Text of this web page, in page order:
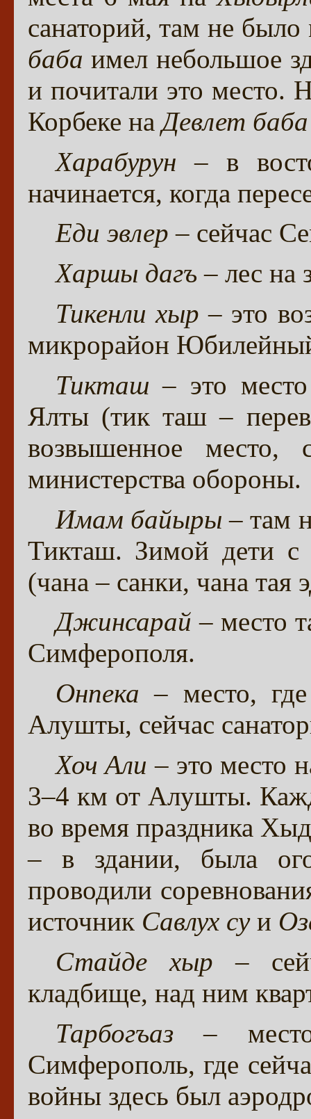
санаторий, там не
баба имел небольшое
и почитали это место.
Корбеке наДевлет баба
Харабурун – в
начинается, когда
Еди эвлер – сейчас
Харшы дагъ – лес на
Тикенли хыр – это
микрорайон
Тикташ – это
Ялты (тик таш –
возвышенное место,
министерства обороны.
Имам байыры – там
Тикташ. Зимой дети с
(чана – санки, чана тая
Джинсарай – место
Симферополя.
Онпека – место,
Алушты, сейчас
Хоч Али – это место
3–4 км от Алушты.
во время праздника
– в здании, была
проводили
источник Савлух суи
Стайде хыр –
кладбище, над ним
Тарбогъаз–
Симферополь, где
войны здесь был